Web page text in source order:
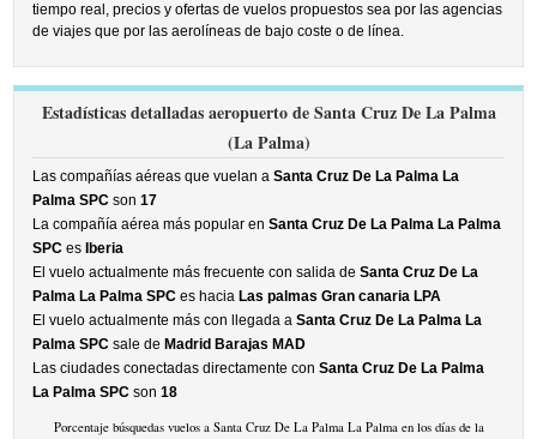
tiempo real, precios y ofertas de vuelos propuestos sea por las agencias
de viajes que por las aerolíneas de bajo coste o de línea.
Estadísticas detalladas aeropuerto de Santa Cruz De La Palma
(La Palma)
Las compañías aéreas que vuelan aSanta Cruz De La Palma La
Palma SPC son17
La compañía aérea más popular enSanta Cruz De La Palma La Palma
SPC es Iberia
El vuelo actualmente más frecuente con salida deSanta Cruz De La
Palma La Palma SPC es hacia Las palmas Gran canaria LPA
El vuelo actualmente más con llegada aSanta Cruz De La Palma La
Palma SPC sale de Madrid Barajas MAD
Las ciudades conectadas directamente conSanta Cruz De La Palma
La Palma SPC son18
Porcentaje búsquedas vuelos a Santa Cruz De La Palma La Palma en los días de la